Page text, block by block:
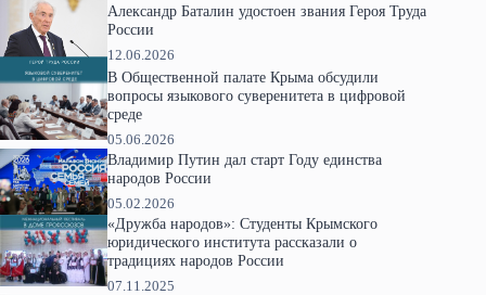
Александр Баталин удостоен звания Героя Труда
России
12.06.2026
В Общественной палате Крыма обсудили
вопросы языкового суверенитета в цифровой
среде
05.06.2026
Владимир Путин дал старт Году единства
народов России
05.02.2026
«Дружба народов»: Студенты Крымского
юридического института рассказали о
традициях народов России
07.11.2025